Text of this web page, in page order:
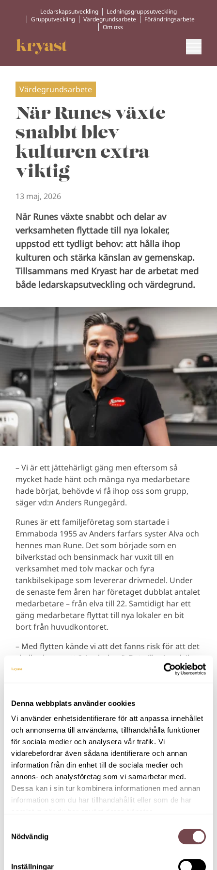
Denna webbplats använder cookies
Vi använder enhetsidentifierare för att anpassa innehållet
och annonserna till användarna, tillhandahålla funktioner
för sociala medier och analysera vår trafik. Vi
vidarebefordrar även sådana identifierare och annan
information från din enhet till de sociala medier och
annons- och analysföretag som vi samarbetar med.
Dessa kan i sin tur kombinera informationen med annan
information som du har tillhandahållit eller som de har
Nödvändig
Inställningar
Ledarskapsutveckling
Ledningsgruppsutveckling
Grupputveckling
Värdegrundsarbete
Förändringsarbete
Om oss
Värdegrundsarbete
När Runes växte
snabbt blev
kulturen extra
viktig
13 maj, 2026
När Runes växte snabbt och delar av
verksamheten flyttade till nya lokaler,
uppstod ett tydligt behov: att hålla ihop
kulturen och stärka känslan av gemenskap.
Tillsammans med Kryast har de arbetat med
både ledarskapsutveckling och värdegrund.
– Vi är ett jättehärligt gäng men eftersom så
mycket hade hänt och många nya medarbetare
hade börjat, behövde vi få ihop oss som grupp,
säger vd:n Anders Rungegård.
Runes är ett familjeföretag som startade i
Emmaboda 1955 av Anders farfars syster Alva och
hennes man Rune. Det som började som en
bilverkstad och bensinmack har vuxit till en
verksamhet med tolv mackar och fyra
tankbilsekipage som levererar drivmedel. Under
de senaste fem åren har företaget dubblat antalet
medarbetare – från elva till 22. Samtidigt har ett
gäng medarbetare flyttat till nya lokaler en bit
bort från huvudkontoret.
– Med flytten kände vi att det fanns risk för att det
skulle skapas ett ”vi och dom”. Det ville vi undvika,
säger Anders.
För att skapa en starkare gemensam riktning och
samtidigt ge ledarna möjlighet att utvecklas tog
Anders och hans kollegor hjälp av Kryasts Gustaf
Möller.
– Det var otroligt nyttigt för oss att få in någon
som såg på oss med andra ögon. Man blir lätt
hemmablind och Gustafs expertis gjorde att vi tog
oss vidare. Allt var också väldigt lättsamt och
medarbetarna tillsammans satte ord på det som
framåt. Genom övningar, reflektioner och samtal